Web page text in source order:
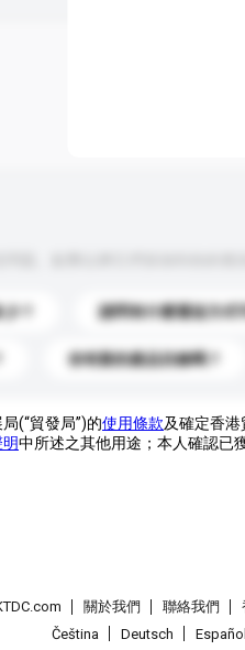
？ 請問有什麼運送方式
你有新的產品目錄嗎？
(“貿發局”)的使用條款及確定香
中所述之其他用途；本人確認已
關於我們 聯絡我們
Čeština
Deutsch Español